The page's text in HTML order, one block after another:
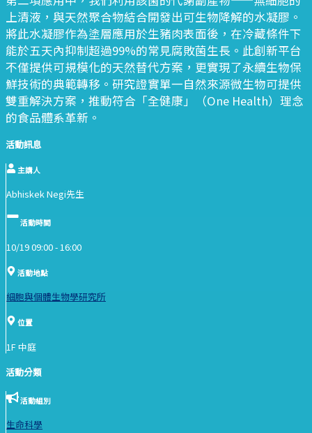
上清液，與天然聚合物結合開發出可生物降解的水凝膠。
將此水凝膠作為塗層應用於生豬肉表面後，在冷藏條件下
能於五天內抑制超過99%的常見腐敗菌生長。此創新平台
不僅提供可規模化的天然替代方案，更實現了永續生物保
鮮技術的典範轉移。研究證實單一自然來源微生物可提供
雙重解決方案，推動符合「全健康」（One Health）理念
的食品體系革新。
活動訊息
主講人
Abhiskek Negi先生
活動時間
10/19 09:00 -16:00
活動地點
細胞與個體生物學研究所
位置
1F 中庭
活動分類
活動組別
生命科學